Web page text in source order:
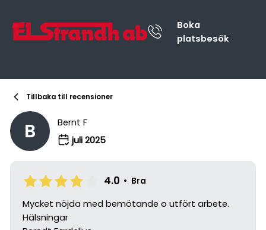
Boka
platsbesök
Tillbaka till recensioner
B
Bernt F
juli 2025
4.0 • Bra
Mycket nöjda med bemötande o utfört arbete.
Hälsningar